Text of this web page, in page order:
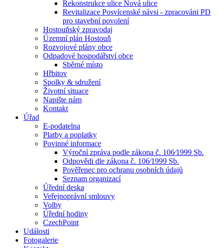
Rekonstrukce ulice Nová ulice
Revitalizace Posvícenské návsi - zpracováni PD
pro stavební povolení
Hostouňský zpravodaj
Územní plán Hostouň
Rozvojové plány obce
Odpadové hospodářství obce
Sběrné místo
Hřbitov
Spolky & sdružení
Životní situace
Napište nám
Kontakt
Úřad
E-podatelna
Platby a poplatky
Povinné informace
Výroční zpráva podle zákona č. 106⁄1999 Sb.
Odpovědi dle zákona č. 106⁄1999 Sb.
Pověřenec pro ochranu osobních údajů
Seznam organizací
Úřední deska
Veřejnoprávní smlouvy
Volby
Úřední hodiny
CzechPoint
Události
Fotogalerie